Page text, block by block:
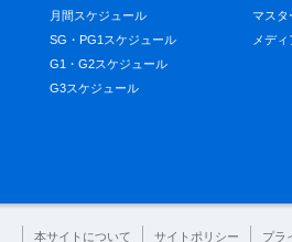
月間スケジュール
SG・PG1スケジュール
G1・G2スケジュール
G3スケジュール
マスタ
メデ
本サイトについて サイトポリシー プラ